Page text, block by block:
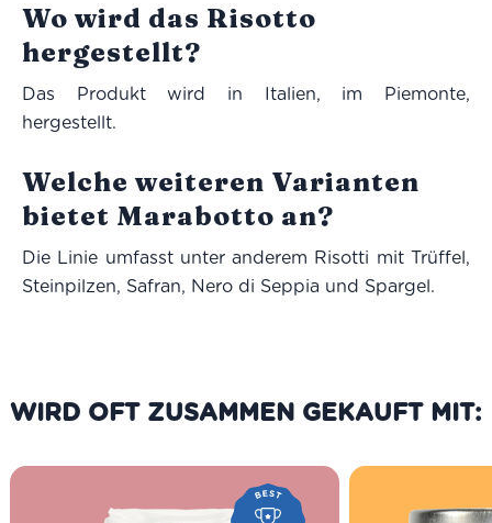
Wo wird das Risotto
hergestellt?
Das Produkt wird in Italien, im Piemonte,
hergestellt.
Welche weiteren Varianten
bietet Marabotto an?
Die Linie umfasst unter anderem Risotti mit Trüffel,
Steinpilzen, Safran, Nero di Seppia und Spargel.
WIRD OFT ZUSAMMEN GEKAUFT MIT: